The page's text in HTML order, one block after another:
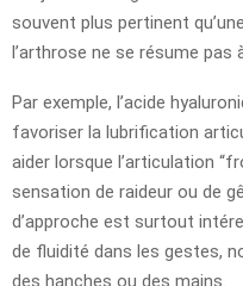
souvent plus pertinent
l’arthrose ne se résume pas
Par exemple, l’acide
favoriser la lubrification
aider lorsque l’articulation
sensation de raideur ou de
d’approche est surtout
de fluidité dans les gestes,
des hanches ou des mains.